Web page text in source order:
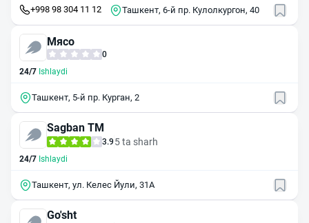
+998 98 304 11 12 Ташкент, 6-й пр. Кулолкургон, 40
Мясо
0
24/7 Ishlaydi
Ташкент, 5-й пр. Курган, 2
Sagban ТМ
3.9 5 ta sharh
24/7 Ishlaydi
Ташкент, ул. Келес Йули, 31А
Go'sht